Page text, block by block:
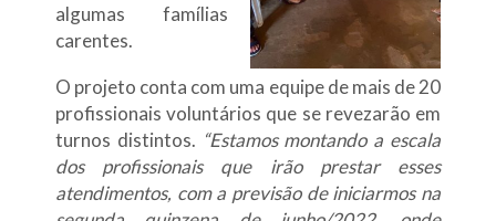
algumas famílias
carentes.
O projeto conta com uma equipe de mais de 20
profissionais voluntários que se revezarão em
turnos distintos. “Estamos montando a escala
dos profissionais que irão prestar esses
atendimentos, com a previsão de iniciarmos na